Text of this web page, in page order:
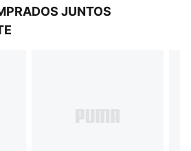
JUNTOS